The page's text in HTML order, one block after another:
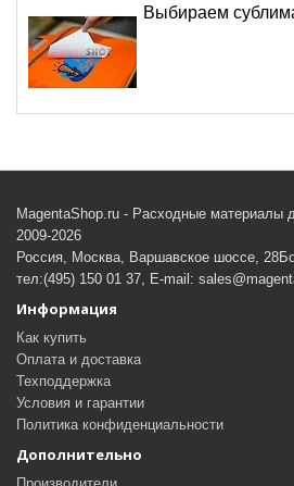
Выбираем
MagentaShop.ru - Расходные материалы
2009-2026
Россия, Москва, Варшавское шоссе,
тел:(495) 150 01 37, E-mail:
Информация
Как купить
Оплата и доставка
Техподдержка
Условия и гарантии
Политика конфиденциальности
Дополнительно